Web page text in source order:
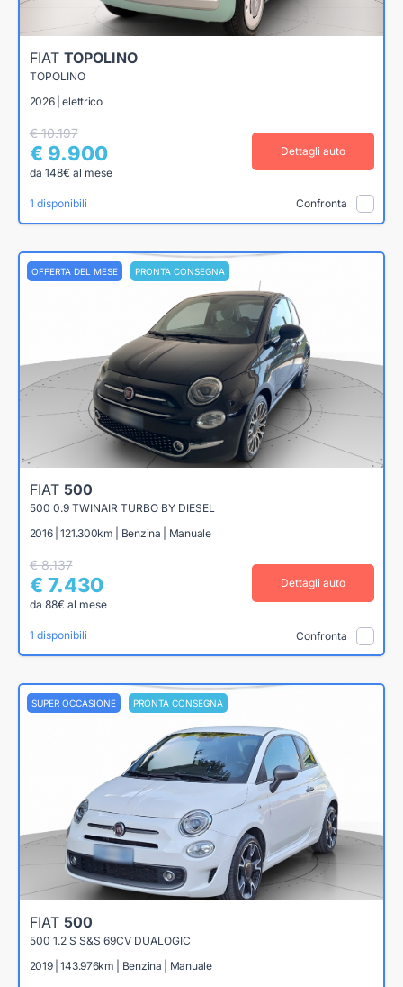
FIAT TOPOLINO
TOPOLINO
2026 | elettrico
€ 10.197
€ 9.900
da 148€ al mese
Dettagli auto
1 disponibili Confronta
OFFERTA DEL MESE PRONTA CONSEGNA
FIAT 500
500 0.9 TWINAIR TURBO BY DIESEL
2016 | 121.300km | Benzina | Manuale
€ 8.137
€ 7.430
da 88€ al mese
Dettagli auto
1 disponibili Confronta
SUPER OCCASIONE PRONTA CONSEGNA
FIAT 500
500 1.2 S S&S 69CV DUALOGIC
2019 | 143.976km | Benzina | Manuale